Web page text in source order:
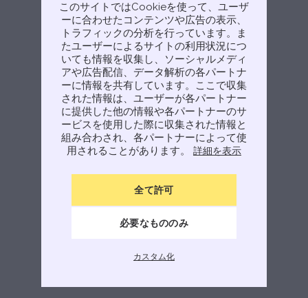
このサイトではCookieを使って、ユーザ
ーに合わせたコンテンツや広告の表示、
トラフィックの分析を行っています。ま
たユーザーによるサイトの利用状況につ
いても情報を収集し、ソーシャルメディ
アや広告配信、データ解析の各パートナ
ーに情報を共有しています。ここで収集
された情報は、ユーザーが各パートナー
に提供した他の情報や各パートナーのサ
ービスを使用した際に収集された情報と
組み合わされ、各パートナーによって使
用されることがあります。 詳細を表示
全て許可
必要なもののみ
カスタム化